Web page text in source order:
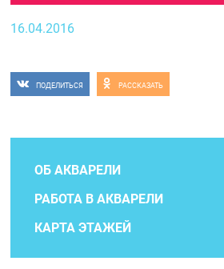
16.04.2016
ПОДЕЛИТЬСЯ РАССКАЗАТЬ
ОБ АКВАРЕЛИ
РАБОТА В АКВАРЕЛИ
КАРТА ЭТАЖЕЙ